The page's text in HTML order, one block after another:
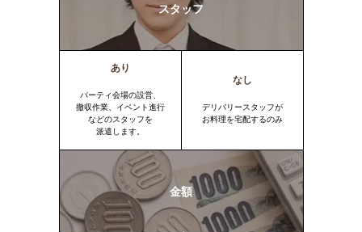
スタッフ
あり
パーティ会場の設営、
撤収作業、イベント進行
などのスタッフを
派遣します。
なし
デリバリースタッフが
お料理を宅配するのみ
金額